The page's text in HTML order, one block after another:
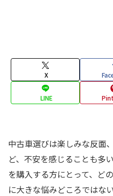
X
LINE
中古車選びは楽しみな反面
ど、不安を感じることも多
を購入する方にとって、ど
に大きな悩みどころではな